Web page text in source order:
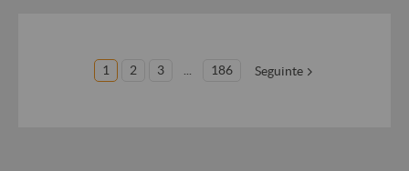
1 2 3 186 Seguinte